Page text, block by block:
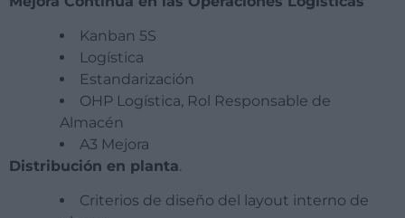
Kanban 5S
Logística
Estandarización
OHP Logística, Rol Responsable de
Almacén
A3 Mejora
Distribución en planta.
Criterios de diseño del layout interno de